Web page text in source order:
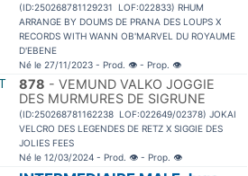
(ID:250268781129231 LOF:022833) RHUM
ARRANGE BY DOUMS DE PRANA DES LOUPS X
RECORDS WITH WANN OB'MARVEL DU ROYAUME
D'EBENE
Né le 27/11/2023 - Prod. 👁 - Prop. 👁
878 - VEMUND VALKO JOGGIE
DES MURMURES DE SIGRUNE
(ID:250268781162238 LOF:022649/02378) JOKAI
VELCRO DES LEGENDES DE RETZ X SIGGIE DES
JOLIES FEES
Né le 12/03/2024 - Prod. 👁 - Prop. 👁